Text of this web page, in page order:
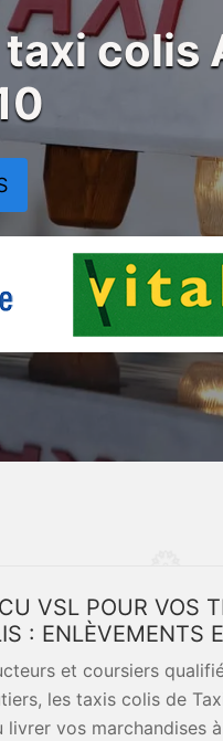
colis
VSL POUR VOS
: ENLÈVEMENTS
et coursiers
les taxis colis de
livrer vos marchandises